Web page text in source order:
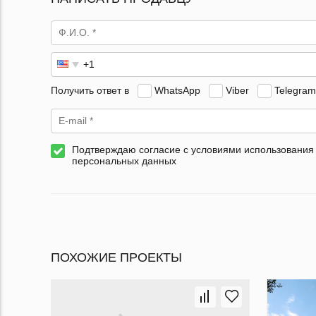
Получить ответ в WhatsApp Viber Telegram
Подтверждаю согласие с условиями использования
персональных данных
ПОХОЖИЕ ПРОЕКТЫ